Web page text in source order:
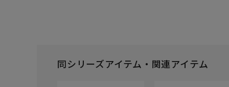
同シリーズアイテム・関連アイテム